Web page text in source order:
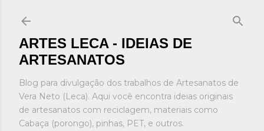
ARTES LECA - IDEIAS DE
ARTESANATOS
Blog para divulgação dos trabalhos de Artesanatos de
Vera Neto (Leca). Aqui você encontra ideias originais
de artesanatos com reciclagem, materiais como
Cabaça (porongo), pinhas, PET, e outros.